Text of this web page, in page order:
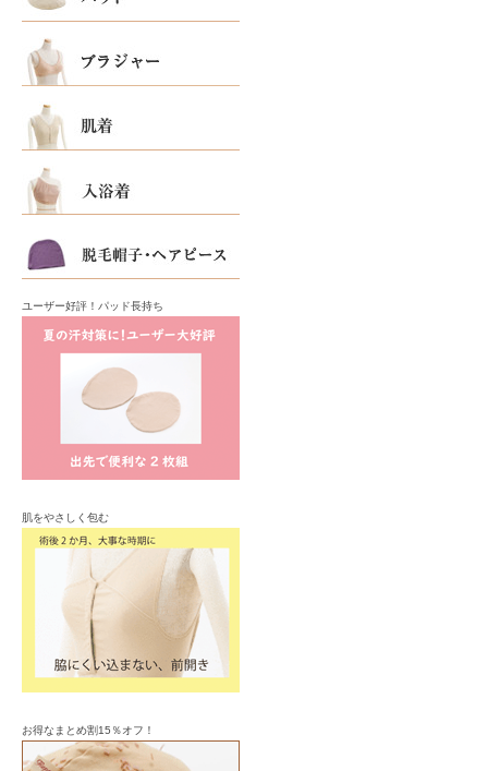
ユーザー好評！パッド長持ち
肌をやさしく包む
お得なまとめ割15％オフ！